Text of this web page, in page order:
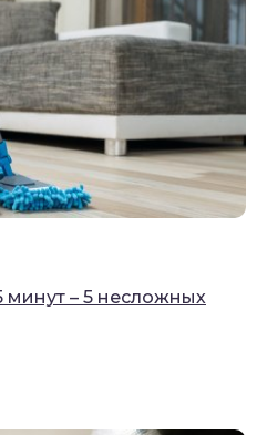
минут – 5 несложных